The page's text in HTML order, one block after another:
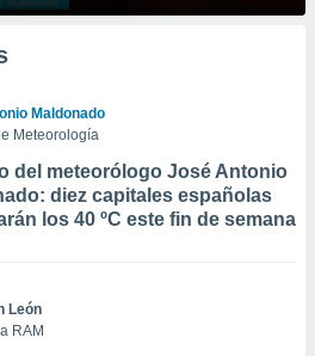
Maldonado
Meteorología
del meteorólogo José Antonio
diez capitales españolas
los 40 ºC este fin de semana
León
RAM